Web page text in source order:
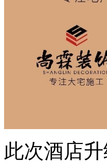
此次酒店